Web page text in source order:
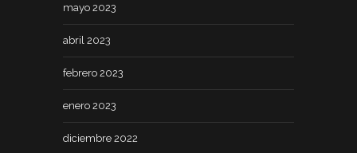
mayo 2023
abril 2023
febrero 2023
enero 2023
diciembre 2022